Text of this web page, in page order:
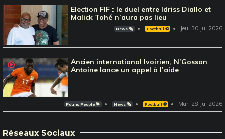
Election FIF : le duel entre Idriss Diallo et
Malick Tohé n’aura pas lieu
News 🗞️ Football ⚽️ Jeu, 30 Jul 2026
Ancien international Ivoirien, N’Gossan
Antoine lance un appel à l’aide
Potins People 🌟 News 🗞️ Football ⚽️ Mar, 28 Jul 2026
Réseaux Sociaux